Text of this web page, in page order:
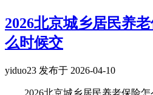
2026北京城乡居民养
么时候交
yiduo23 发布于 2026-04-10
2026北京城乡居民养老保险怎